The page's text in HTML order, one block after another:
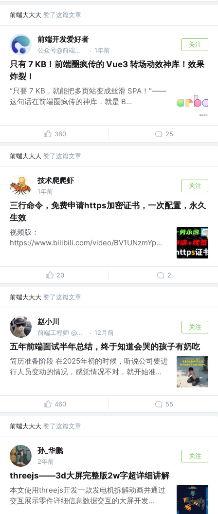
前端大大大 赞了这篇文章
前端开发爱好者
公众号@前端开发爱好者 · 1年前
关注
只有 7 KB！前端圈疯传的 Vue3 转场动效神库！效果
炸裂！
“只要 7 KB，就能把多页站变成丝滑 SPA！”——
这句话在前端圈疯传的神库，就是 B...
380 25
前端大大大 赞了这篇文章
技术爬爬虾
1年前
关注
三行命令，免费申请https加密证书，一次配置，永久
生效
视频版：
https://www.bilibili.com/video/BV1UNzmYp...
20 2
前端大大大 赞了这篇文章
赵小川
前端工程师 @豌豆公主 · 12月前
关注
五年前端面试半年总结，终于知道会哭的孩子有奶吃
简历准备阶段 在2025年初的时候，听说公司要进
行人员变动的情况，感觉情况不对，就开始准...
460 55
前端大大大 赞了这篇文章
孙_华鹏
2年前
关注
threejs——3d大屏完整版2w字超详细讲解
本文使用threejs开发一款发电机拆解动画并通过
交互展示零件详细信息数据交互的大屏开发...